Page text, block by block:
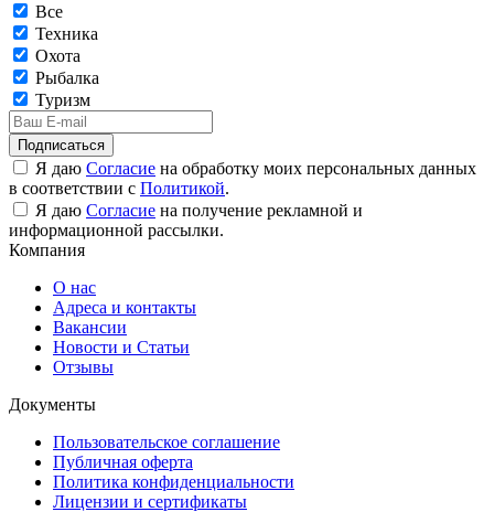
Все
Техника
Охота
Рыбалка
Туризм
Подписаться
Я даю Согласие на обработку моих персональных данных
в соответствии с Политикой.
Я даю Согласие на получение рекламной и
информационной рассылки.
Компания
О нас
Адреса и контакты
Вакансии
Новости и Статьи
Отзывы
Документы
Пользовательское соглашение
Публичная оферта
Политика конфиденциальности
Лицензии и сертификаты